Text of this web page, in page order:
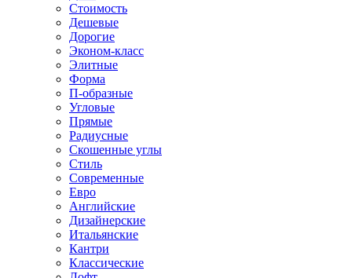
Стоимость
Дешевые
Дорогие
Эконом-класс
Элитные
Форма
П-образные
Угловые
Прямые
Радиусные
Скошенные углы
Стиль
Современные
Евро
Английские
Дизайнерские
Итальянские
Кантри
Классические